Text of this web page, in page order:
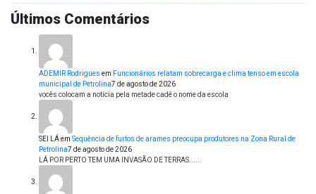
Últimos Comentários
ADEMIR Rodrigues em Funcionários relatam sobrecarga e clima tenso em escola
municipal de Petrolina7 de agosto de 2026
vocês colocam a notícia pela metade cadê o nome da escola
SEI LÁem Sequência de furtos de arames preocupa produtores na Zona Rural de
Petrolina7 de agosto de 2026
LÁ POR PERTO TEM UMA INVASÃO DE TERRAS......